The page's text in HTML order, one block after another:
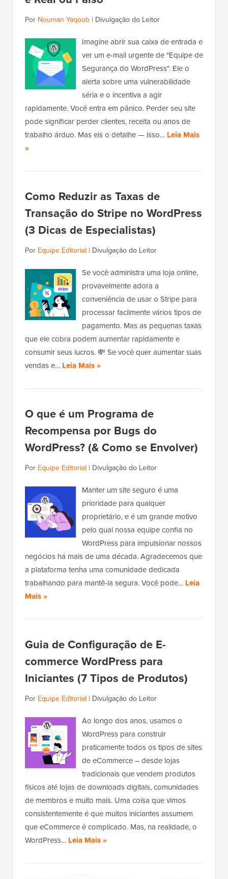
Por Nouman Yaqoob | Divulgação do Leitor
Imagine abrir sua caixa de entrada e
ver um e-mail urgente de "Equipe de
Segurança do WordPress". Ele o
alerta sobre uma vulnerabilidade
séria e o incentiva a agir
rapidamente. Você entra em pânico. Perder seu site
pode significar perder clientes, receita ou anos de
trabalho árduo. Mas eis o detalhe — isso… Leia Mais
»
Como Reduzir as Taxas de
Transação do Stripe no WordPress
(3 Dicas de Especialistas)
Por Equipe Editorial | Divulgação do Leitor
Se você administra uma loja online,
provavelmente adora a
conveniência de usar o Stripe para
processar facilmente vários tipos de
pagamento. Mas as pequenas taxas
que ele cobra podem aumentar rapidamente e
consumir seus lucros. 💸 Se você quer aumentar suas
vendas e… Leia Mais »
O que é um Programa de
Recompensa por Bugs do
WordPress? (& Como se Envolver)
Por Equipe Editorial | Divulgação do Leitor
Manter um site seguro é uma
prioridade para qualquer
proprietário, e é um grande motivo
pelo qual nossa equipe confia no
WordPress para impulsionar nossos
negócios há mais de uma década. Agradecemos que
a plataforma tenha uma comunidade dedicada
trabalhando para mantê-la segura. Você pode… Leia
Mais »
Guia de Configuração de E-
commerce WordPress para
Iniciantes (7 Tipos de Produtos)
Por Equipe Editorial | Divulgação do Leitor
Ao longo dos anos, usamos o
WordPress para construir
praticamente todos os tipos de sites
de eCommerce – desde lojas
tradicionais que vendem produtos
físicos até lojas de downloads digitais, comunidades
de membros e muito mais. Uma coisa que vimos
consistentemente é que muitos iniciantes assumem
que eCommerce é complicado. Mas, na realidade, o
WordPress… Leia Mais »